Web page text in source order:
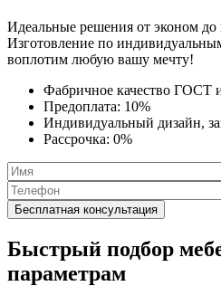
Идеальные решения от эконом
Изготовление по
воплотим любую вашу мечту!
Фабричное качество ГОСТ
Предоплата: 10%
Индивидуальный дизайн,
Рассрочка: 0%
Быстрый подбор
параметрам